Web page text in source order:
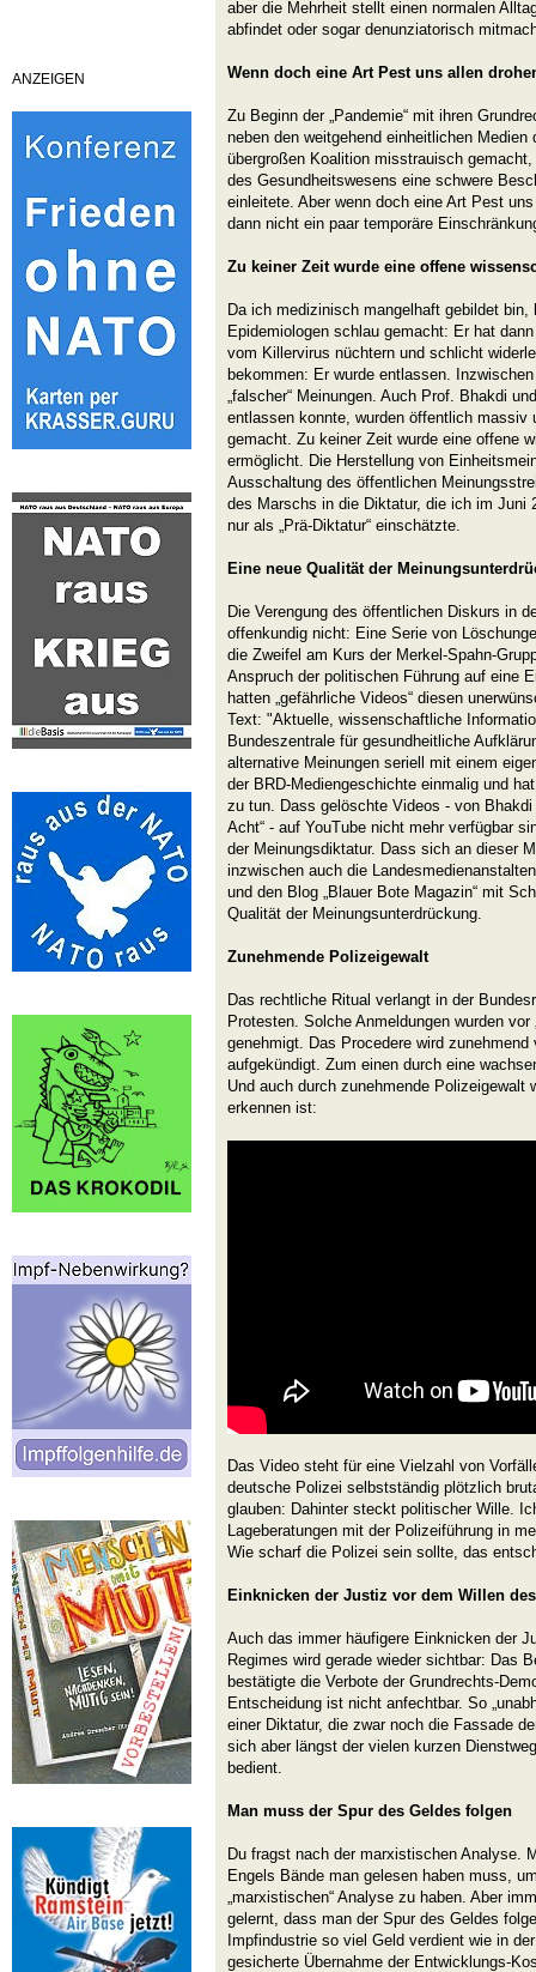
ANZEIGEN
aber die Mehrheit stellt einen normalen
abfindet oder sogar denunziatorisch
Wenn doch eine Art Pest uns allen
Zu Beginn der „Pandemie“ mit ihren
neben den weitgehend einheitlichen Medien
übergroßen Koalition misstrauisch
des Gesundheitswesens eine schwere
einleitete. Aber wenn doch eine Art Pest
dann nicht ein paar temporäre
Zu keiner Zeit wurde eine offene
Da ich medizinisch mangelhaft gebildet
Epidemiologen schlau gemacht: Er hat
vom Killervirus nüchtern und schlicht
bekommen: Er wurde entlassen.
„falscher“ Meinungen. Auch Prof. Bhakdi
entlassen konnte, wurden öffentlich massiv
gemacht. Zu keiner Zeit wurde eine offene
ermöglicht. Die Herstellung von
Ausschaltung des öffentlichen
des Marschs in die Diktatur, die ich im Juni
nur als „Prä-Diktatur“ einschätzte.
Eine neue Qualität der
Die Verengung des öffentlichen Diskurs in
offenkundig nicht: Eine Serie von
die Zweifel am Kurs der Merkel-Spahn-
Anspruch der politischen Führung auf eine
hatten „gefährliche Videos“ diesen
Text: "Aktuelle, wissenschaftliche
Bundeszentrale für gesundheitliche
alternative Meinungen seriell mit einem
der BRD-Mediengeschichte einmalig und
zu tun. Dass gelöschte Videos - von
Acht“ - auf YouTube nicht mehr verfügbar
der Meinungsdiktatur. Dass sich an dieser
inzwischen auch die
und den Blog „Blauer Bote Magazin“ mit
Qualität der Meinungsunterdrückung.
Zunehmende Polizeigewalt
Das rechtliche Ritual verlangt in der
Protesten. Solche Anmeldungen wurden vor
genehmigt. Das Procedere wird
aufgekündigt. Zum einen durch eine
Und auch durch zunehmende
erkennen ist:
Das Video steht für eine Vielzahl von
deutsche Polizei selbstständig plötzlich
glauben: Dahinter steckt politischer Wille.
Lageberatungen mit der Polizeiführung in
Wie scharf die Polizei sein sollte, das
Einknicken der Justiz vor dem Willen
Auch das immer häufigere Einknicken der
Regimes wird gerade wieder sichtbar: Das
bestätigte die Verbote der Grundrechts-
Entscheidung ist nicht anfechtbar. So
einer Diktatur, die zwar noch die Fassade
sich aber längst der vielen kurzen
bedient.
Man muss der Spur des Geldes folgen
Du fragst nach der marxistischen Analyse.
Engels Bände man gelesen haben muss,
„marxistischen“ Analyse zu haben. Aber
gelernt, dass man der Spur des Geldes
Impfindustrie so viel Geld verdient wie in
gesicherte Übernahme der Entwicklungs-